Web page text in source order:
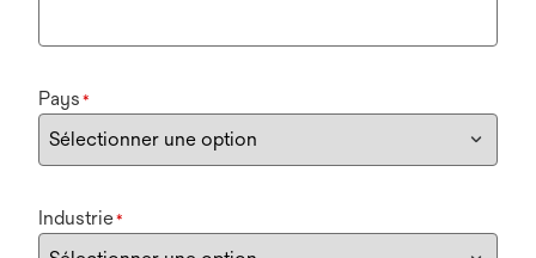
Pays *
Industrie*